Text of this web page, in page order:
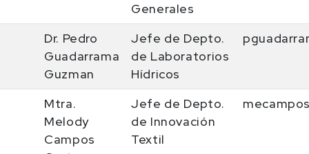
Generales
Dr. Pedro
Guadarrama
Guzman
Jefe de Depto.
de Laboratorios
Hídricos
Mtra.
Melody
Campos
Jefe de Depto.
de Innovación
Textil